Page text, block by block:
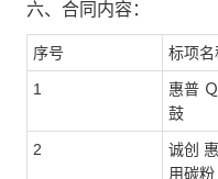
六、合同内容：
序号 标项名
1
惠普
鼓
2
诚创
用碳